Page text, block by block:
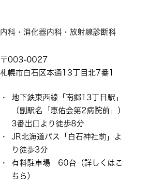
内科・消化器内科・放射線診断科
〒003-0027
札幌市白石区本通13丁目北7番1
地下鉄東西線「南郷13丁目駅」
（副駅名「恵佑会第2病院前」）
3番出口より徒歩8分
JR北海道バス「白石神社前」よ
り徒歩3分
有料駐車場 60台（詳しくはこ
ちら ）